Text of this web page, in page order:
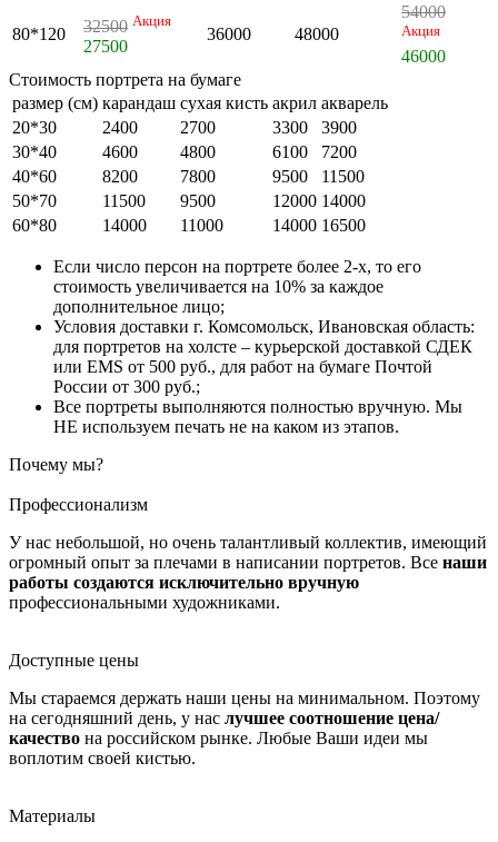
80*120 32500 Акция
27500
36000 48000
54000
Акция
46000
Стоимость портрета на бумаге
размер (см) карандаш сухая кисть акрил акварель
20*30
2400 2700 3300
3900
30*40
4600 4800 6100
7200
40*60
8200 7800 9500
11500
50*70
11500 9500 12000 14000
60*80
14000 11000 14000 16500
Если число персон на портрете более 2-х, то его
стоимость увеличивается на 10% за каждое
дополнительное лицо;
Условия доставки г. Комсомольск, Ивановская область:
для портретов на холсте – курьерской доставкой СДЕК
или EMS от 500 руб., для работ на бумаге Почтой
России от 300 руб.;
Все портреты выполняются полностью вручную. Мы
НЕ используем печать не на каком из этапов.
Почему мы?
Профессионализм
У нас небольшой, но очень талантливый коллектив, имеющий
огромный опыт за плечами в написании портретов. Все наши
работы создаются исключительно вручную
профессиональными художниками.
Доступные цены
Мы стараемся держать наши цены на минимальном. Поэтому
на сегодняшний день, у нас лучшее соотношение цена/
качество на российском рынке. Любые Ваши идеи мы
воплотим своей кистью.
Материалы